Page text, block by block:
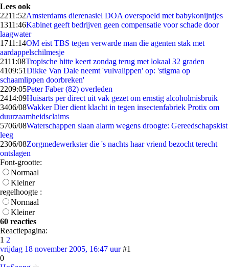
Lees ook
2211:52Amsterdams dierenasiel DOA overspoeld met babykonijntjes
1311:46Kabinet geeft bedrijven geen compensatie voor schade door
laagwater
1711:14OM eist TBS tegen verwarde man die agenten stak met
aardappelschilmesje
2111:08Tropische hitte keert zondag terug met lokaal 32 graden
4109:51Dikke Van Dale neemt 'vulvalippen' op: 'stigma op
schaamlippen doorbreken'
2209:05Peter Faber (82) overleden
2414:09Huisarts per direct uit vak gezet om ernstig alcoholmisbruik
3406/08Wakker Dier dient klacht in tegen insectenfabriek Protix om
duurzaamheidsclaims
5706/08Waterschappen slaan alarm wegens droogte: Gereedschapskist
leeg
2306/08Zorgmedewerkster die 's nachts haar vriend bezocht terecht
ontslagen
Font-grootte:
Normaal
Kleiner
regelhoogte :
Normaal
Kleiner
60 reacties
Reactiepagina:
1 2
vrijdag 18 november 2005, 16:47 uur #1
0